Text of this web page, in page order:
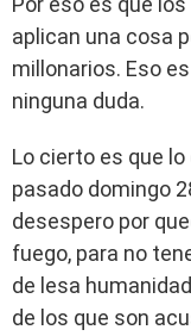
aplican una cosa
millonarios. Eso
ninguna duda.
Lo cierto es que lo
pasado domingo
desespero por
fuego, para no
de lesa
de los que son